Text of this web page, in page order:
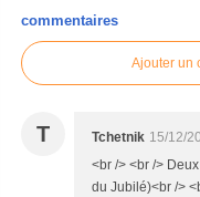
commentaires
Ajouter un
T Tchetnik 15/12/
<br /> <br />
du Jubilé)<br />